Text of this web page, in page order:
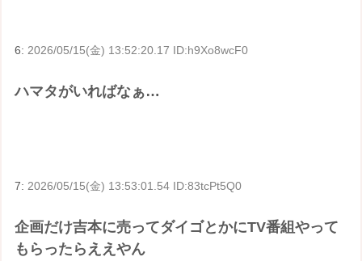
6:2026/05/15(金) 13:52:20.17 ID:h9Xo8wcF0
ハマタがいればなぁ…
7: 2026/05/15(金) 13:53:01.54 ID:83tcPt5Q0
企画だけ吉本に売ってダイゴとかにTV番組やって
もらったらええやん